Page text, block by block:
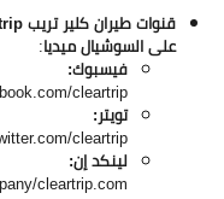
قنوات طيران كلير تريب
علىالسوشيال ميديا:
فيسبوك:
cleartrip
تويتر:
cleartrip
لينكد إن:
cleartrip.com